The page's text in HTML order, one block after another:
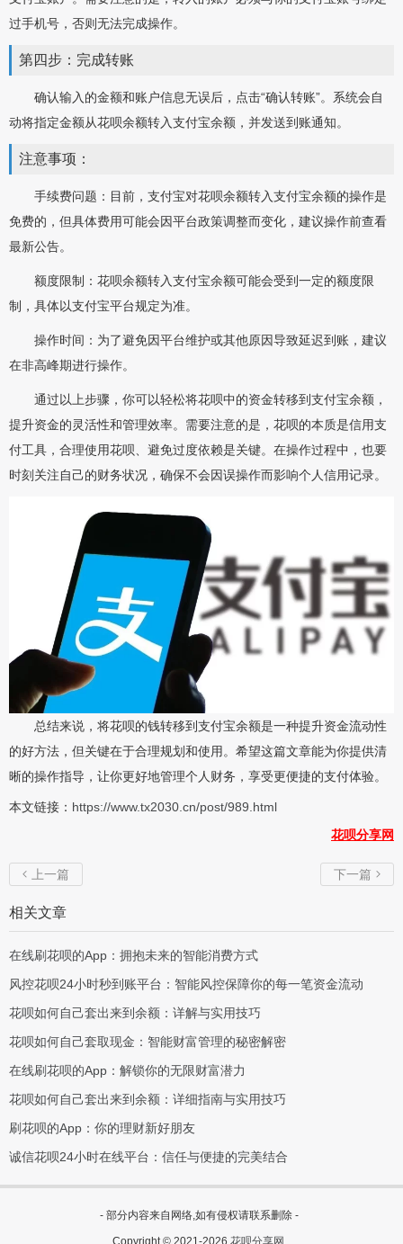
过手机号，否则无法完成操作。
第四步：完成转账
确认输入的金额和账户信息无误后，点击“确认转账”。系统会自
动将指定金额从花呗余额转入支付宝余额，并发送到账通知。
注意事项：
手续费问题：目前，支付宝对花呗余额转入支付宝余额的操作是
免费的，但具体费用可能会因平台政策调整而变化，建议操作前查看
最新公告。
额度限制：花呗余额转入支付宝余额可能会受到一定的额度限
制，具体以支付宝平台规定为准。
操作时间：为了避免因平台维护或其他原因导致延迟到账，建议
在非高峰期进行操作。
通过以上步骤，你可以轻松将花呗中的资金转移到支付宝余额，
提升资金的灵活性和管理效率。需要注意的是，花呗的本质是信用支
付工具，合理使用花呗、避免过度依赖是关键。在操作过程中，也要
时刻关注自己的财务状况，确保不会因误操作而影响个人信用记录。
总结来说，将花呗的钱转移到支付宝余额是一种提升资金流动性
的好方法，但关键在于合理规划和使用。希望这篇文章能为你提供清
晰的操作指导，让你更好地管理个人财务，享受更便捷的支付体验。
本文链接： https://www.tx2030.cn/post/989.html
花呗分享网
 上一篇 下一篇 
相关文章
在线刷花呗的App：拥抱未来的智能消费方式
风控花呗24小时秒到账平台：智能风控保障你的每一笔资金流动
花呗如何自己套出来到余额：详解与实用技巧
花呗如何自己套取现金：智能财富管理的秘密解密
在线刷花呗的App：解锁你的无限财富潜力
花呗如何自己套出来到余额：详细指南与实用技巧
刷花呗的App：你的理财新好朋友
诚信花呗24小时在线平台：信任与便捷的完美结合
- 部分内容来自网络,如有侵权请联系删除 -
Copyright © 2021-2026 花呗分享网